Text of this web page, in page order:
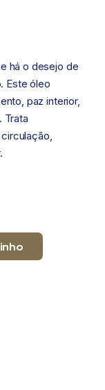
há o desejo de
Este óleo
paz interior,
Trata